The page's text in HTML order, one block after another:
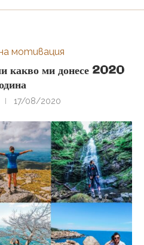
мотивация
какво ми донесе 2020
17/08/2020